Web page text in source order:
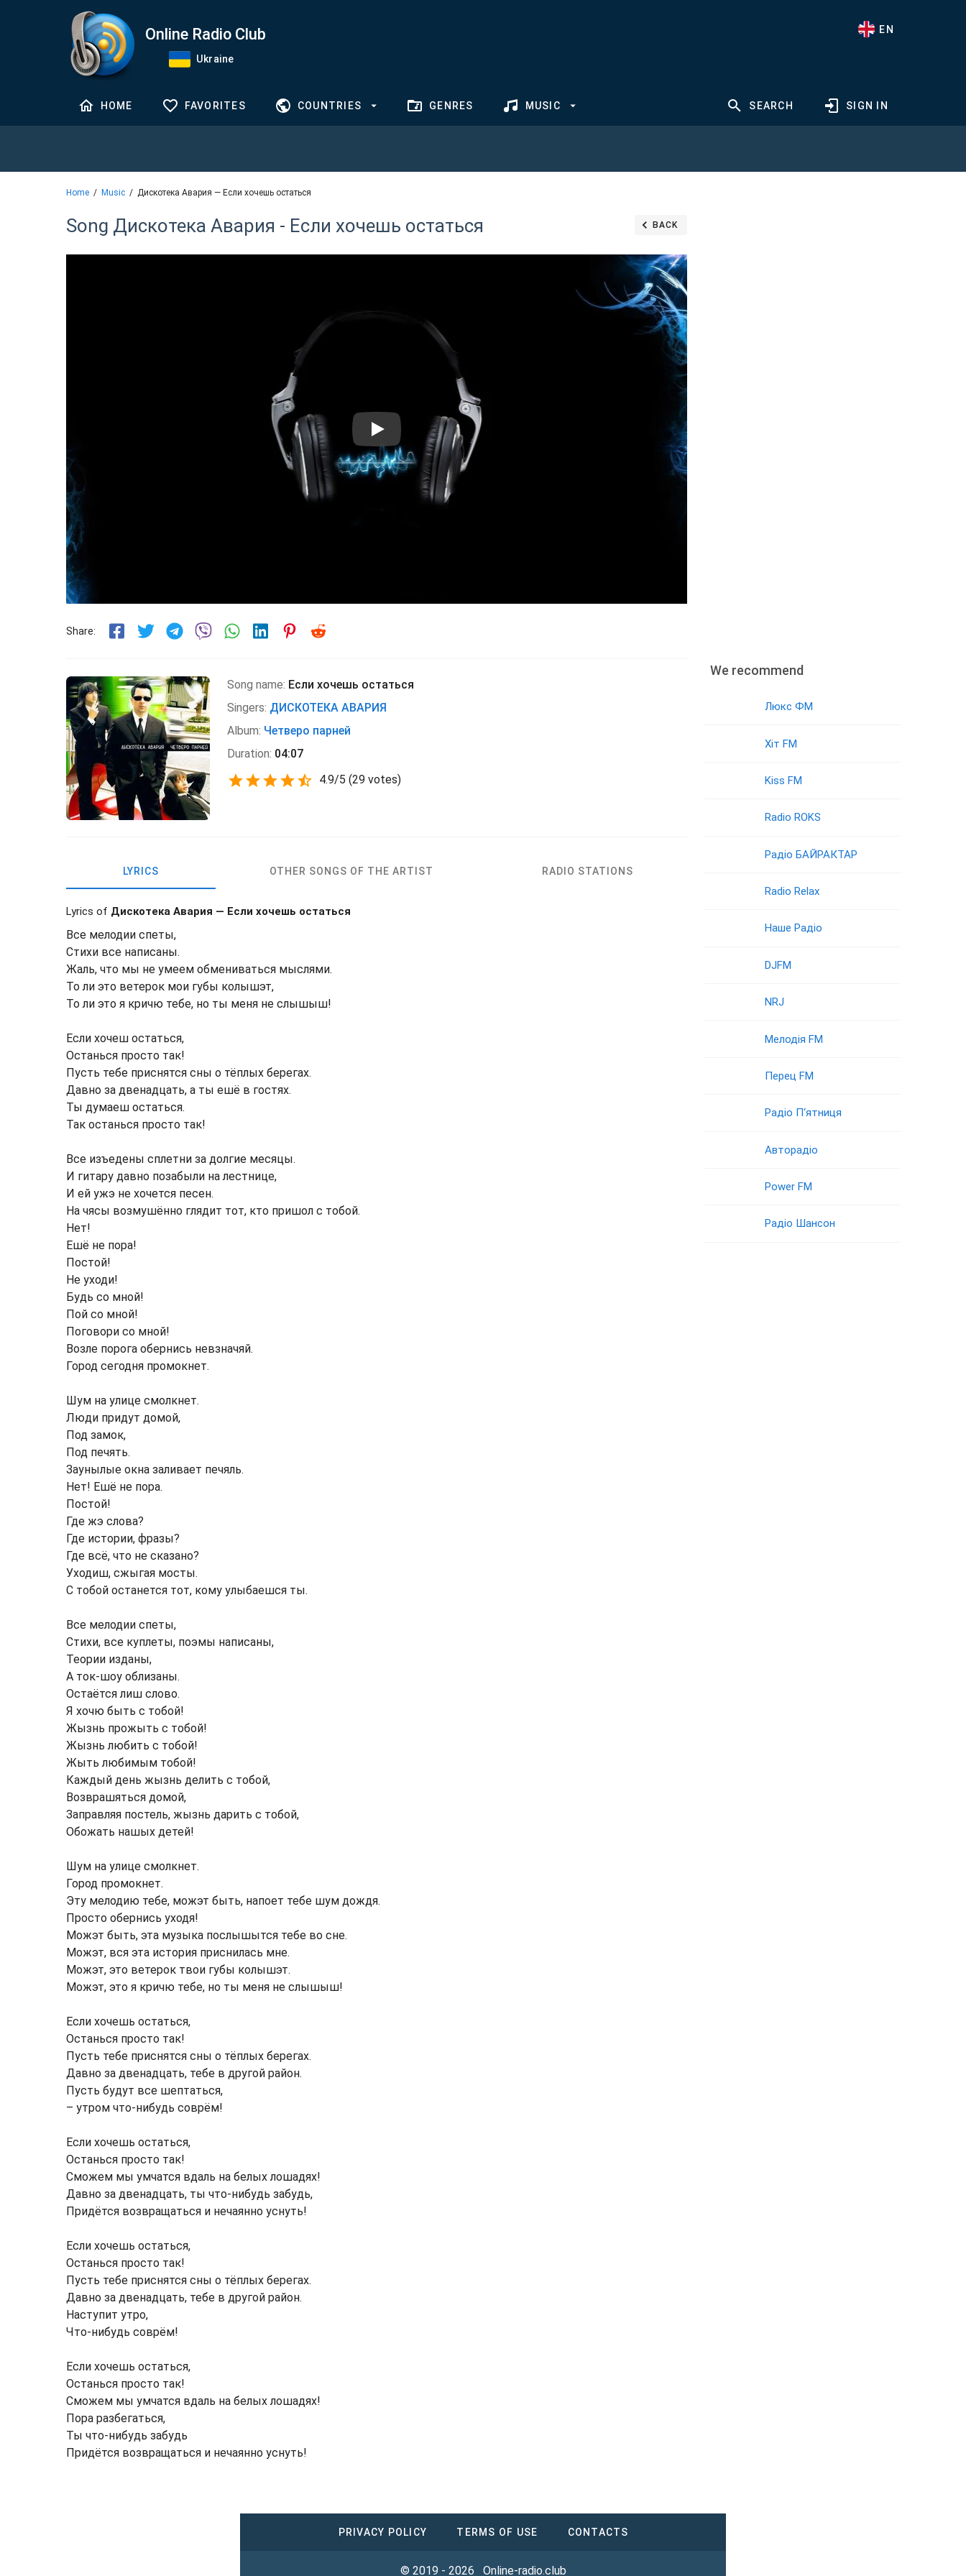
Online Radio Club
Ukraine
EN
HOME FAVORITES COUNTRIES GENRES MUSIC SEARCH SIGN IN
Home Music Дискотека Авария — Если хочешь остаться
Song Дискотека Авария - Если хочешь остаться BACK
Share:
Song name: Если хочешь остаться
Singers: ДИСКОТЕКА АВАРИЯ
Album: Четверо парней
Duration: 04:07
4.9/5 (29 votes)
LYRICS OTHER SONGS OF THE ARTIST RADIO STATIONS
Lyrics of Дискотека Авария — Если хочешь остаться
Все мелодии спеты,
Стихи все написаны.
Жаль, что мы не умеем обмениваться мыслями.
То ли это ветерок мои губы колышэт,
То ли это я кричю тебе, но ты меня не слышыш!
Если хочеш остаться,
Останься просто так!
Пусть тебе приснятся сны о тёплых берегах.
Давно за двенадцать, а ты ешё в гостях.
Ты думаеш остаться.
Так останься просто так!
Все изъедены сплетни за долгие месяцы.
И гитару давно позабыли на лестнице,
И ей ужэ не хочется песен.
На чясы возмушённо глядит тот, кто пришол с тобой.
Нет!
Ешё не пора!
Постой!
Не уходи!
Будь со мной!
Пой со мной!
Поговори со мной!
Возле порога обернись невзначяй.
Город сегодня промокнет.
Шум на улице смолкнет.
Люди придут домой,
Под замок,
Под печять.
Заунылые окна заливает печяль.
Нет! Ешё не пора.
Постой!
Где жэ слова?
Где истории, фразы?
Где всё, что не сказано?
Уходиш, сжыгая мосты.
С тобой останется тот, кому улыбаешся ты.
Все мелодии спеты,
Стихи, все куплеты, поэмы написаны,
Теории изданы,
А ток-шоу облизаны.
Остаётся лиш слово.
Я хочю быть с тобой!
Жызнь прожыть с тобой!
Жызнь любить с тобой!
Жыть любимым тобой!
Каждый день жызнь делить с тобой,
Возврашяться домой,
Заправляя постель, жызнь дарить с тобой,
Обожать нашых детей!
Шум на улице смолкнет.
Город промокнет.
Эту мелодию тебе, можэт быть, напоет тебе шум дождя.
Просто обернись уходя!
Можэт быть, эта музыка послышытся тебе во сне.
Можэт, вся эта история приснилась мне.
Можэт, это ветерок твои губы колышэт.
Можэт, это я кричю тебе, но ты меня не слышыш!
Если хочешь остаться,
Останься просто так!
Пусть тебе приснятся сны о тёплых берегах.
Давно за двенадцать, тебе в другой район.
Пусть будут все шептаться,
– утром что-нибудь соврём!
Если хочешь остаться,
Останься просто так!
Сможем мы умчатся вдаль на белых лошадях!
Давно за двенадцать, ты что-нибудь забудь,
Придётся возвращаться и нечаянно уснуть!
Если хочешь остаться,
Останься просто так!
Пусть тебе приснятся сны о тёплых берегах.
Давно за двенадцать, тебе в другой район.
Наступит утро,
Что-нибудь соврём!
Если хочешь остаться,
Останься просто так!
Сможем мы умчатся вдаль на белых лошадях!
Пора разбегаться,
Ты что-нибудь забудь
Придётся возвращаться и нечаянно уснуть!
We recommend
Люкс ФМ
Хіт FM
Kiss FM
Radio ROKS
Радіо БАЙРАКТАР
Radio Relax
Наше Радіо
DJFM
NRJ
Мелодія FM
Перец FM
Радіо П‘ятниця
Авторадіо
Power FM
Радіо Шансон
PRIVACY POLICY TERMS OF USE CONTACTS
© 2019 - 2026 Online-radio.club